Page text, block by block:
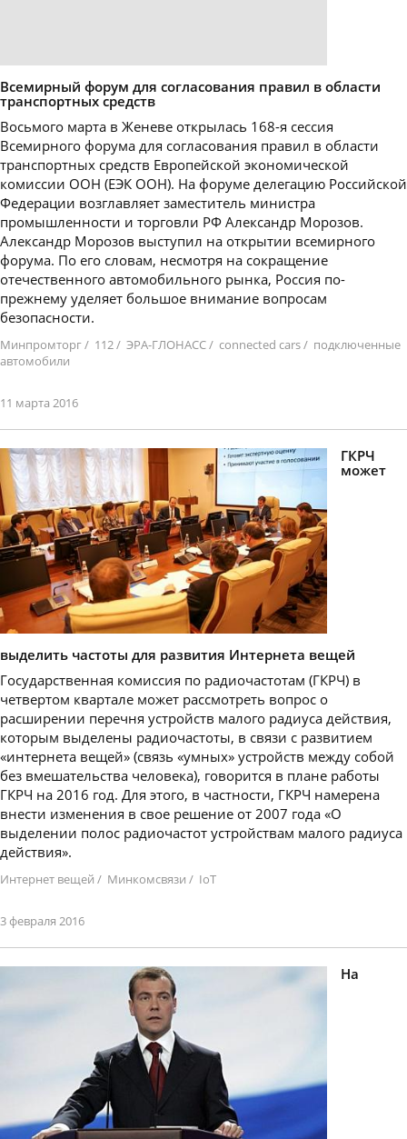
Всемирный форум для согласования правил в области
транспортных средств
Восьмого марта в Женеве открылась 168-я сессия
Всемирного форума для согласования правил в области
транспортных средств Европейской экономической
комиссии ООН (ЕЭК ООН). На форуме делегацию Российской
Федерации возглавляет заместитель министра
промышленности и торговли РФ Александр Морозов.
Александр Морозов выступил на открытии всемирного
форума. По его словам, несмотря на сокращение
отечественного автомобильного рынка, Россия по-
прежнему уделяет большое внимание вопросам
безопасности.
Минпромторг/ 112/ ЭРА-ГЛОНАСС/ connected cars/ подключенные
автомобили
11 марта 2016
ГКРЧ
может
выделить частоты для развития Интернета вещей
​Государственная комиссия по радиочастотам (ГКРЧ) в
четвертом квартале может рассмотреть вопрос о
расширении перечня устройств малого радиуса действия,
которым выделены радиочастоты, в связи с развитием
«интернета вещей» (связь «умных» устройств между собой
без вмешательства человека), говорится в плане работы
ГКРЧ на 2016 год. Для этого, в частности, ГКРЧ намерена
внести изменения в свое решение от 2007 года «О
выделении полос радиочастот устройствам малого радиуса
действия».
Интернет вещей / Минкомсвязи / IoT
3 февраля 2016
​На